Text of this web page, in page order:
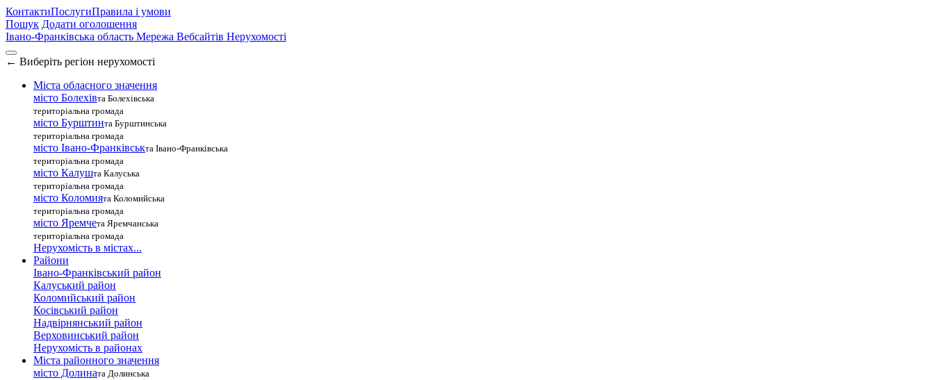
КонтактиПослугиПравила і умови
Пошук Додати оголошення
Івано-Франківська область Мережа Вебсайтів Нерухомості
← Виберіть регіон нерухомості
Міста обласного значення
місто Болехівта Болехівська
територіальна громада
місто Бурштинта Бурштинська
територіальна громада
місто Івано-Франківськта Івано-Франківська
територіальна громада
місто Калушта Калуська
територіальна громада
місто Коломията Коломийська
територіальна громада
місто Яремчета Яремчанська
територіальна громада
Нерухомість в містах...
Райони
Івано-Франківський район
Калуський район
Коломийський район
Косівський район
Надвірнянський район
Верховинський район
Нерухомість в районах
Міста районного значення
місто Долината Долинська